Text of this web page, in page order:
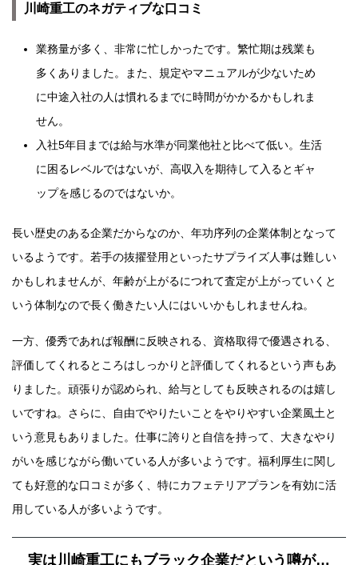
川崎重工のネガティブな口コミ
業務量が多く、非常に忙しかったです。繁忙期は残業も
多くありました。また、規定やマニュアルが少ないため
に中途入社の人は慣れるまでに時間がかかるかもしれま
せん。
入社5年目までは給与水準が同業他社と比べて低い。生活
に困るレベルではないが、高収入を期待して入るとギャ
ップを感じるのではないか。
長い歴史のある企業だからなのか、年功序列の企業体制となって
いるようです。若手の抜擢登用といったサプライズ人事は難しい
かもしれませんが、年齢が上がるにつれて査定が上がっていくと
いう体制なので長く働きたい人にはいいかもしれませんね。
一方、優秀であれば報酬に反映される、資格取得で優遇される、
評価してくれるところはしっかりと評価してくれるという声もあ
りました。頑張りが認められ、給与としても反映されるのは嬉し
いですね。さらに、自由でやりたいことをやりやすい企業風土と
いう意見もありました。仕事に誇りと自信を持って、大きなやり
がいを感じながら働いている人が多いようです。福利厚生に関し
ても好意的な口コミが多く、特にカフェテリアプランを有効に活
用している人が多いようです。
実は川崎重工にもブラック企業だという噂が…